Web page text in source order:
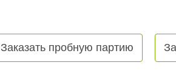
Заказать пробную партию